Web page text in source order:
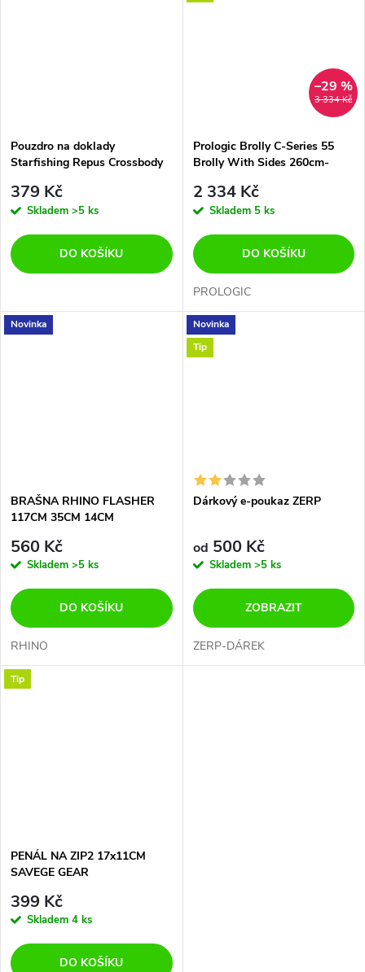
Pouzdro na doklady
Starfishing Repus Crossbody
379 Kč
Skladem >5 ks
DO KOŠÍKU
3 334 Kč
–29 %
Prologic Brolly C-Series 55
Brolly With Sides 260cm-
2 334 Kč
Skladem 5 ks
DO KOŠÍKU
PROLOGIC
Novinka
BRAŠNA RHINO FLASHER
117CM 35CM 14CM
560 Kč
Skladem >5 ks
DO KOŠÍKU
RHINO
Novinka
Tip
Dárkový e-poukaz ZERP
od 500 Kč
Skladem >5 ks
ZOBRAZIT
ZERP-DÁREK
Tip
PENÁL NA ZIP2 17x11CM
SAVEGE GEAR
399 Kč
Skladem 4 ks
DO KOŠÍKU